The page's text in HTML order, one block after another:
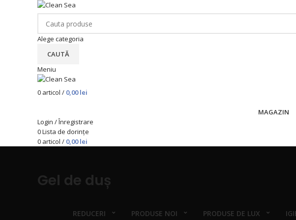
Alege categoria
CAUTĂ
Meniu
0 articol / 0,00lei
MAGAZIN
Login / Înregistrare
0Lista de dorințe
0 articol / 0,00lei
Gel de duș
REDUCERI
PRODUSE NOI
PRODUSE DE LUX